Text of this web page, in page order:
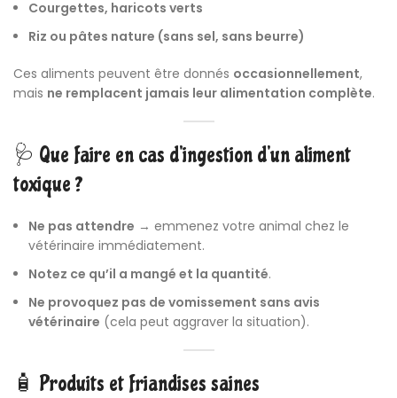
Courgettes, haricots verts
Riz ou pâtes nature (sans sel, sans beurre)
Ces aliments peuvent être donnés occasionnellement,
mais ne remplacent jamais leur alimentation complète.
🩺 Que faire en cas d’ingestion d’un aliment
toxique ?
Ne pas attendre → emmenez votre animal chez le
vétérinaire immédiatement.
Notez ce qu’il a mangé et la quantité.
Ne provoquez pas de vomissement sans avis
vétérinaire (cela peut aggraver la situation).
🧴 Produits et friandises saines